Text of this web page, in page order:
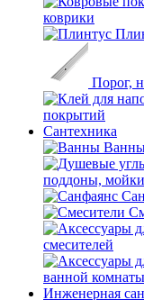
коврики
Порог,
покрытий
Сантехника
поддоны, мойки
смесителей
ванной комнаты
Инженерная